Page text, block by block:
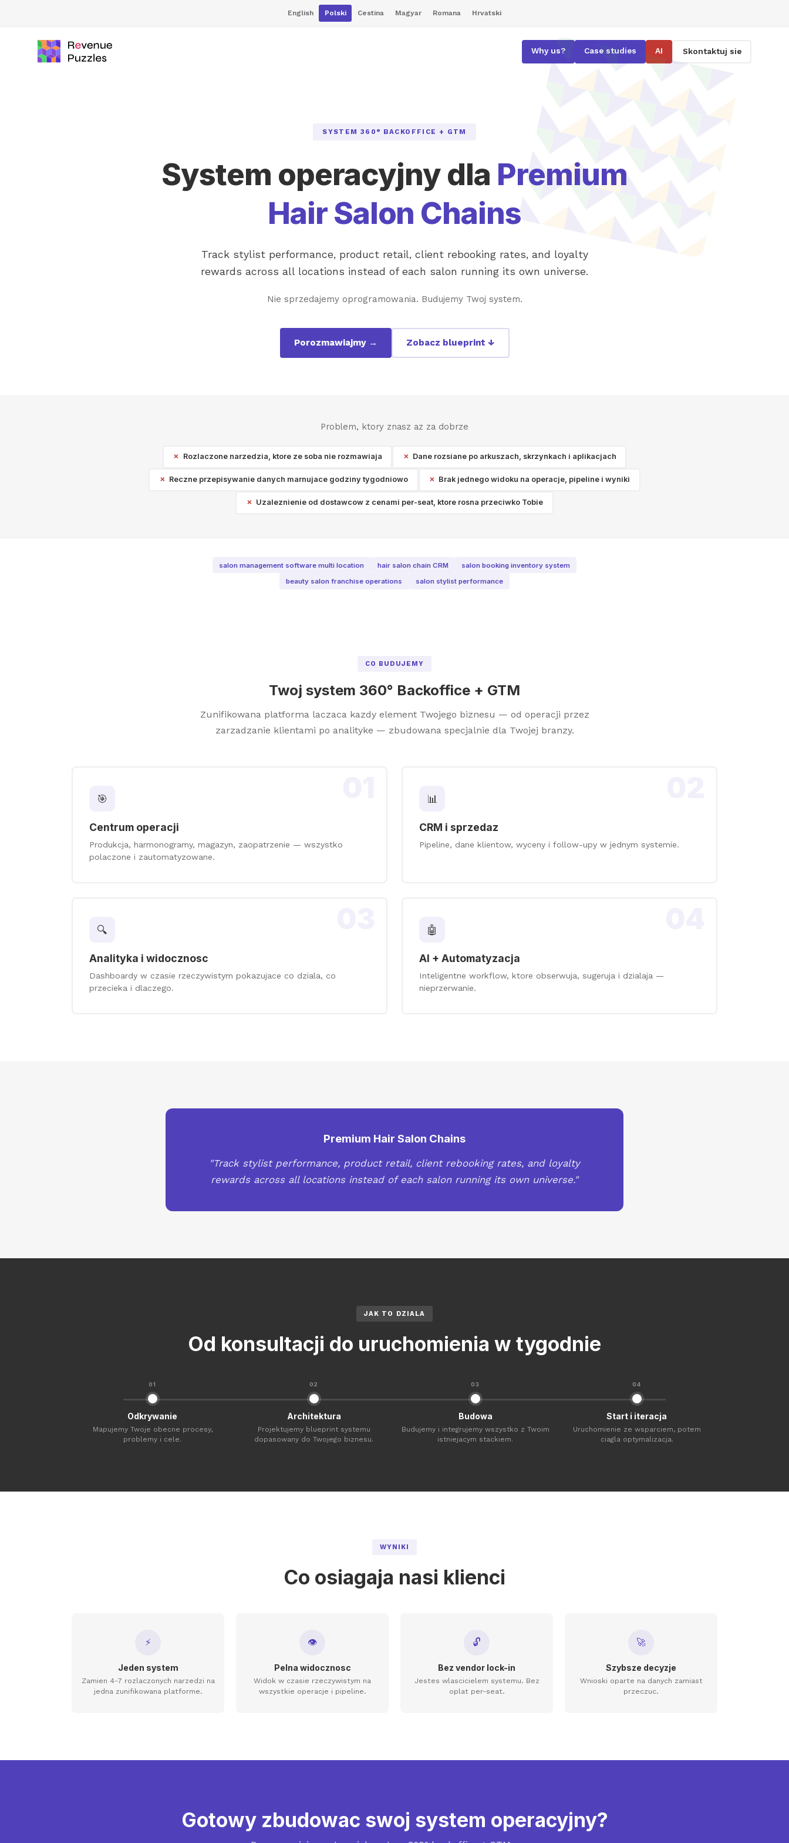
English Polski Cestina Magyar Romana Hrvatski
Why us? Case studies AI Skontaktuj sie
SYSTEM 360° BACKOFFICE + GTM
System operacyjny dla Premium
Hair Salon Chains
Track stylist performance, product retail, client rebooking rates, and loyalty
rewards across all locations instead of each salon running its own universe.
Nie sprzedajemy oprogramowania. Budujemy Twoj system.
Porozmawiajmy → Zobacz blueprint ↓
Problem, ktory znasz az za dobrze
Rozlaczone narzedzia, ktore ze soba nie rozmawiaja Dane rozsiane po arkuszach, skrzynkach i aplikacjach
Reczne przepisywanie danych marnujace godziny tygodniowo Brak jednego widoku na operacje, pipeline i wyniki
Uzaleznienie od dostawcow z cenami per-seat, ktore rosna przeciwko Tobie
salon management software multi location hair salon chain CRM
salon booking inventory system
beauty salon franchise operations
salon stylist performance
CO BUDUJEMY
Twoj system 360° Backoffice + GTM
Zunifikowana platforma laczaca kazdy element Twojego biznesu — od operacji przez
zarzadzanie klientami po analityke — zbudowana specjalnie dla Twojej branzy.
🎯
Centrum operacji
Produkcja, harmonogramy, magazyn, zaopatrzenie — wszystko
polaczone i zautomatyzowane.
📊
CRM i sprzedaz
Pipeline, dane klientow, wyceny i follow-upy w jednym systemie.
🔍
Analityka i widocznosc
Dashboardy w czasie rzeczywistym pokazujace co dziala, co
przecieka i dlaczego.
🤖
AI + Automatyzacja
Inteligentne workflow, ktore obserwuja, sugeruja i dzialaja —
nieprzerwanie.
Premium Hair Salon Chains
"Track stylist performance, product retail, client rebooking rates, and loyalty
rewards across all locations instead of each salon running its own universe."
JAK TO DZIALA
Od konsultacji do uruchomienia w tygodnie
01
Odkrywanie
Mapujemy Twoje obecne procesy,
problemy i cele.
02
Architektura
Projektujemy blueprint systemu
dopasowany do Twojego biznesu.
03
Budowa
Budujemy i integrujemy wszystko z Twoim
istniejacym stackiem.
04
Start i iteracja
Uruchomienie ze wsparciem, potem
ciagla optymalizacja.
WYNIKI
Co osiagaja nasi klienci
⚡
Jeden system
Zamien 4-7 rozlaczonych narzedzi na
jedna zunifikowana platforme.
👁
Pelna widocznosc
Widok w czasie rzeczywistym na
wszystkie operacje i pipeline.
🔓
Bez vendor lock-in
Jestes wlascicielem systemu. Bez
oplat per-seat.
🚀
Szybsze decyzje
Wnioski oparte na danych zamiast
przeczuc.
Gotowy zbudowac swoj system operacyjny?